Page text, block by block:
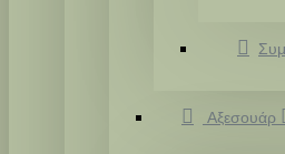
Αξεσουάρ